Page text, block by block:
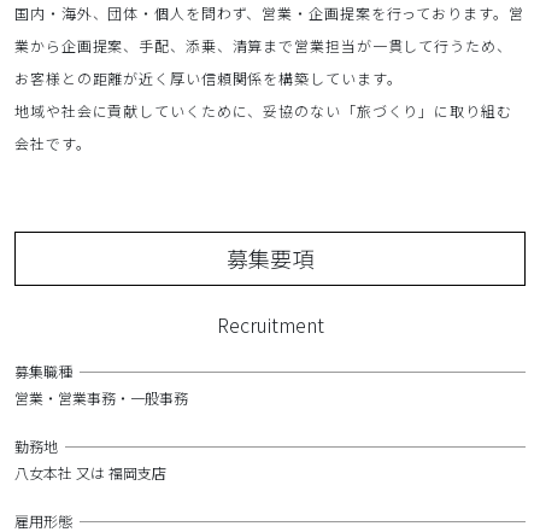
国内・海外、団体・個人を問わず、営業・企画提案を行っております。営
業から企画提案、手配、添乗、清算まで営業担当が一貫して行うため、
お客様との距離が近く厚い信頼関係を構築しています。
地域や社会に貢献していくために、妥協のない「旅づくり」に取り組む
会社です。
募集要項
Recruitment
募集職種
営業・営業事務・一般事務
勤務地
八女本社 又は 福岡支店
雇用形態